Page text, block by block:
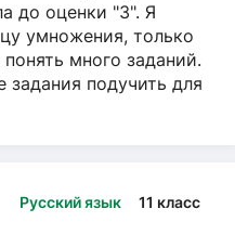
до оценки "3". Я
умножения, только
много заданий.
подучить для
Русский язык 11 класс